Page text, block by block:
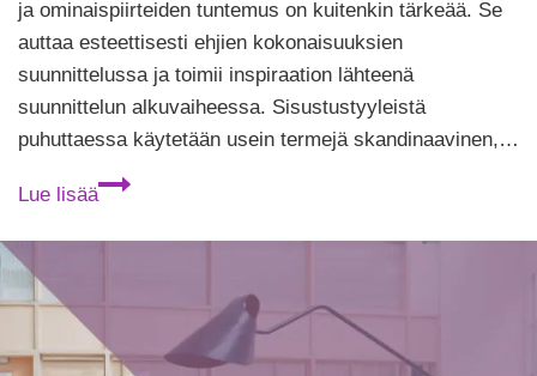
ja ominaispiirteiden tuntemus on kuitenkin tärkeää. Se
auttaa esteettisesti ehjien kokonaisuuksien
suunnittelussa ja toimii inspiraation lähteenä
suunnittelun alkuvaiheessa. Sisustustyyleistä
puhuttaessa käytetään usein termejä skandinaavinen,…
Lue lisää
6
tunnettua